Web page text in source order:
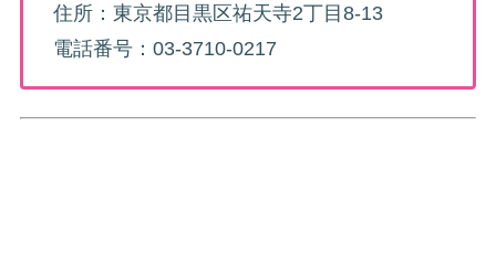
住所：東京都目黒区祐天寺2丁目8-13
電話番号：03-3710-0217